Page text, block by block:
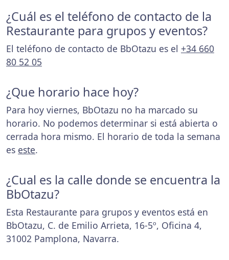
¿Cuál es el teléfono de contacto de la
Restaurante para grupos y eventos?
El teléfono de contacto de BbOtazu es el +34 660
80 52 05
¿Que horario hace hoy?
Para hoy viernes, BbOtazu no ha marcado su
horario. No podemos determinar si está abierta o
cerrada hora mismo. El horario de toda la semana
es este.
¿Cual es la calle donde se encuentra la
BbOtazu?
Esta Restaurante para grupos y eventos está en
BbOtazu, C. de Emilio Arrieta, 16-5º, Oficina 4,
31002 Pamplona, Navarra.